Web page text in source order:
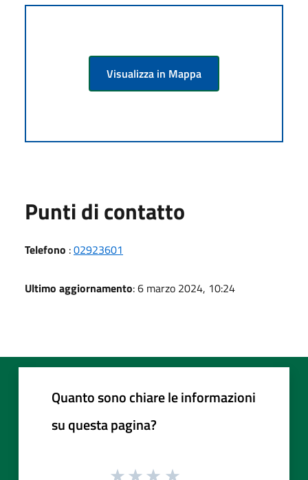
Visualizza in Mappa
Punti di contatto
Telefono :02923601
Ultimo aggiornamento: 6 marzo 2024, 10:24
Quanto sono chiare le informazioni
su questa pagina?